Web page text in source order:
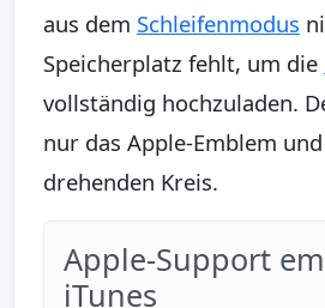
aus dem Schleifenmodus
Speicherplatz fehlt, um die
vollständig hochzuladen.
nur das Apple-Emblem
drehenden Kreis.
Apple-Support
iTunes